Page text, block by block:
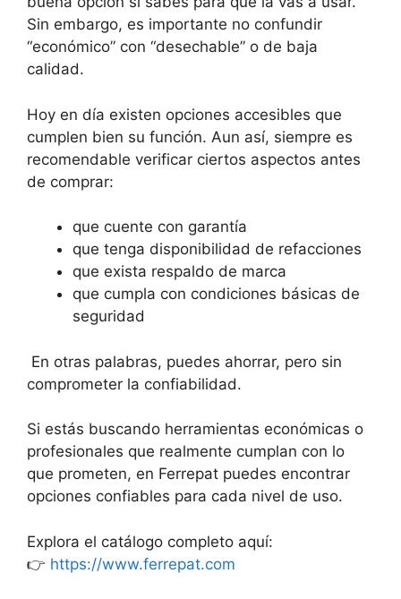
Sin embargo, es importante no confundir
“económico” con “desechable” o de baja
calidad.
Hoy en día existen opciones accesibles que
cumplen bien su función. Aun así, siempre es
recomendable verificar ciertos aspectos antes
de comprar:
que cuente con garantía
que tenga disponibilidad de refacciones
que exista respaldo de marca
que cumpla con condiciones básicas de
seguridad
En otras palabras, puedes ahorrar, pero sin
comprometer la confiabilidad.
Si estás buscando herramientas económicas o
profesionales que realmente cumplan con lo
que prometen, en Ferrepat puedes encontrar
opciones confiables para cada nivel de uso.
Explora el catálogo completo aquí:
👉 https://www.ferrepat.com